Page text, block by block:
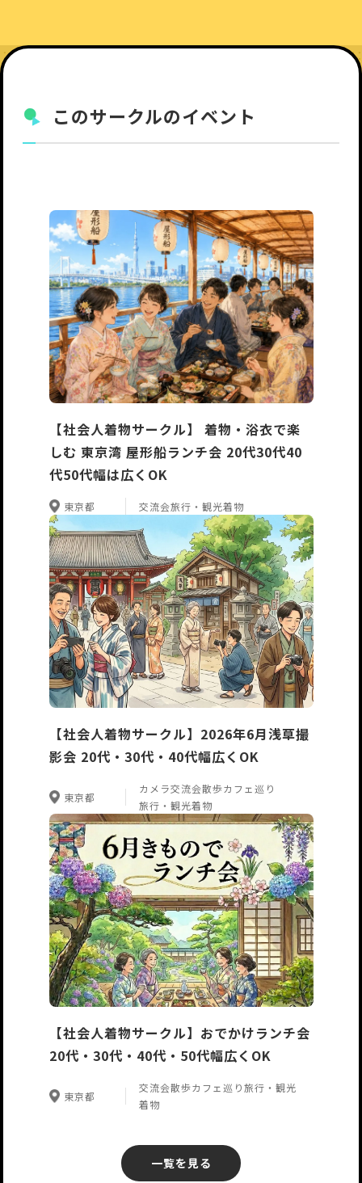
このサークルのイベント
【社会人着物サークル】 着物・浴衣で楽
しむ 東京湾 屋形船ランチ会 20代30代40
代50代幅は広くOK
東京都 交流会旅行・観光着物
【社会人着物サークル】2026年6月浅草撮
影会 20代・30代・40代幅広くOK
東京都
カメラ交流会散歩カフェ巡り
旅行・観光着物
【社会人着物サークル】おでかけランチ会
20代・30代・40代・50代幅広くOK
東京都
交流会散歩カフェ巡り旅行・観光
着物
一覧を見る